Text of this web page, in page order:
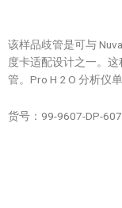
该样品歧管是可与
度卡适配设计之一。
管。Pro H 2 O 分析仪
货号：99-9607-DP-